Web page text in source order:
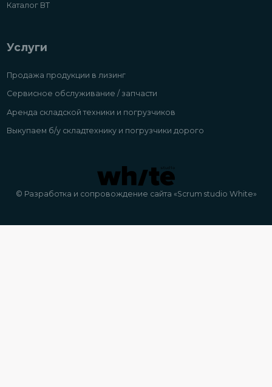
Каталог ВТ
Услуги
Продажа продукции в лизинг
Сервисное обслуживание / запчасти
Аренда складской техники и погрузчиков
Выкупаем б/у складтехнику и погрузчики дорого
© Разработка и сопровождение сайта «Scrum studio White»